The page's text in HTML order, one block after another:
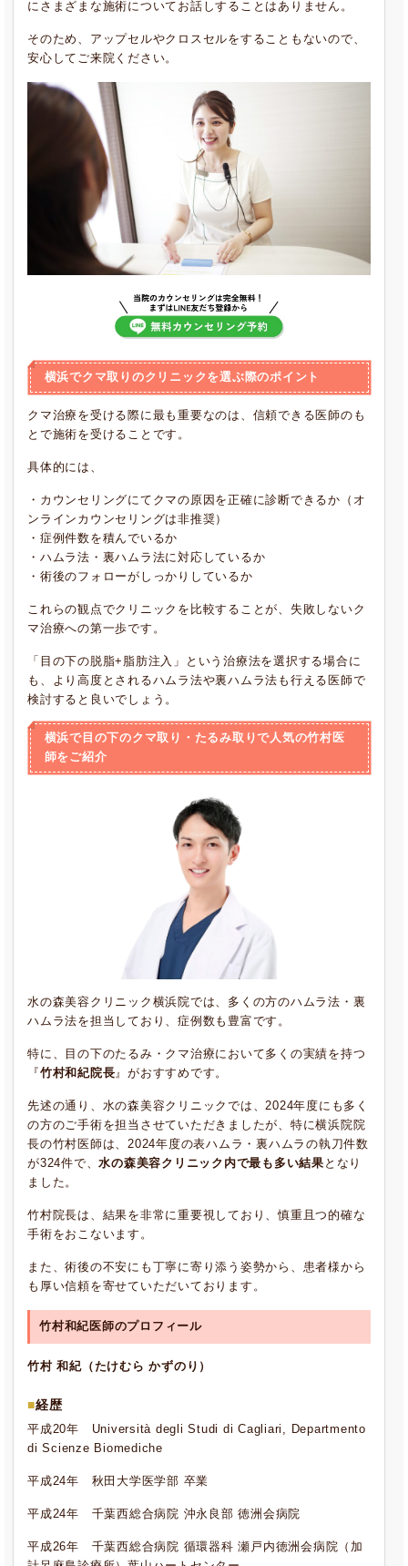
にさまざまな施術についてお話しすることはありません。
そのため、アップセルやクロスセルをすることもないので、
安心してご来院ください。
横浜でクマ取りのクリニックを選ぶ際のポイント
クマ治療を受ける際に最も重要なのは、信頼できる医師のも
とで施術を受けることです。
具体的には、
・カウンセリングにてクマの原因を正確に診断できるか（オ
ンラインカウンセリングは非推奨）
・症例件数を積んでいるか
・ハムラ法・裏ハムラ法に対応しているか
・術後のフォローがしっかりしているか
これらの観点でクリニックを比較することが、失敗しないク
マ治療への第一歩です。
「目の下の脱脂+脂肪注入」という治療法を選択する場合に
も、より高度とされるハムラ法や裏ハムラ法も行える医師で
検討すると良いでしょう。
横浜で目の下のクマ取り・たるみ取りで人気の竹村医
師をご紹介
水の森美容クリニック横浜院では、多くの方のハムラ法・裏
ハムラ法を担当しており、症例数も豊富です。
特に、目の下のたるみ・クマ治療において多くの実績を持つ
『 竹村和紀院長』がおすすめです。
先述の通り、水の森美容クリニックでは、2024年度にも多く
の方のご手術を担当させていただきましたが、特に横浜院院
長の竹村医師は、2024年度の表ハムラ・裏ハムラの執刀件数
が324件で、水の森美容クリニック内で最も多い結果 となり
ました。
竹村院長は、結果を非常に重要視しており、慎重且つ的確な
手術をおこないます。
また、術後の不安にも丁寧に寄り添う姿勢から、患者様から
も厚い信頼を寄せていただいております。
竹村和紀医師のプロフィール
竹村 和紀（たけむら かずのり）
経歴
平成20年 Università degli Studi di Cagliari, Departmento
di Scienze Biomediche
平成24年 秋田大学医学部 卒業
平成24年 千葉西総合病院 沖永良部 徳洲会病院
平成26年 千葉西総合病院 循環器科 瀬戸内徳洲会病院（加